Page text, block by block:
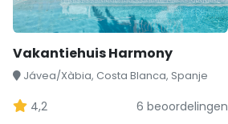
Vakantiehuis Harmony
Jávea/Xàbia, Costa Blanca, Spanje
4,2 6 beoordelingen